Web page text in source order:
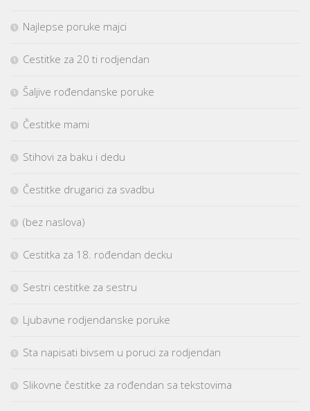
Najlepse poruke majci
Cestitke za 20 ti rodjendan
Šaljive rođendanske poruke
Čestitke mami
Stihovi za baku i dedu
Čestitke drugarici za svadbu
(bez naslova)
Cestitka za 18. rođendan decku
Sestri cestitke za sestru
Ljubavne rodjendanske poruke
Sta napisati bivsem u poruci za rodjendan
Slikovne čestitke za rođendan sa tekstovima